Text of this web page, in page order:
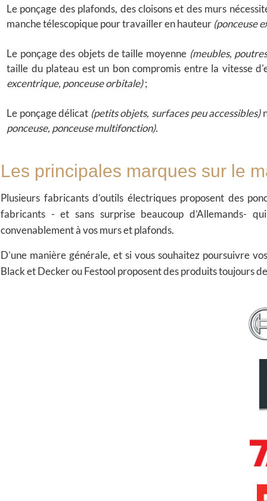
Le ponçage des plafonds, des cloisons et des murs
manche télescopique pour travailler en hauteur (ponceuse
Le ponçage des objets de taille moyenne (meubles,
taille du plateau est un bon compromis entre la vitesse
excentrique, ponceuse orbitale);
Le ponçage délicat (petits objets, surfaces peu accessibles)
ponceuse, ponceuse multifonction).
Les principales marques sur le
Plusieurs fabricants d’outils électriques proposent des
fabricants - et sans surprise beaucoup d’Allemands-
convenablement à vos murs et plafonds.
D’une manière générale, et si vous souhaitez poursuivre
Black et Decker ou Festool proposent des produits toujours